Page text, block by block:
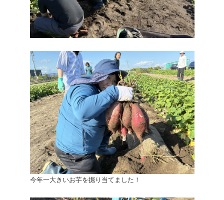
今年一大きいお芋を掘り当てました！